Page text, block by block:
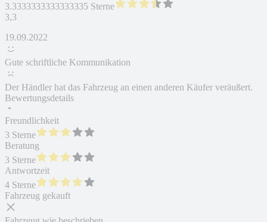
3.3333333333333335 Sterne
3,3
19.09.2022
Gute schriftliche Kommunikation
Der Händler hat das Fahrzeug an einen anderen Käufer veräußert.
Bewertungsdetails
Freundlichkeit
3 Sterne
Beratung
3 Sterne
Antwortzeit
4 Sterne
Fahrzeug gekauft